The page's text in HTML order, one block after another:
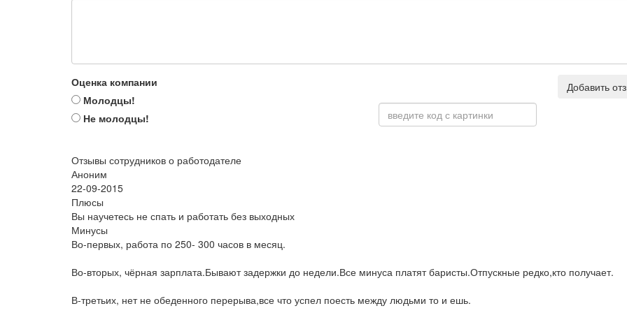
Оценка компании
Молодцы!
Не молодцы!
Добавить
Отзывы сотрудников о работодателе
Аноним
22-09-2015
Плюсы
Вы научетесь не спать и работать без выходных
Минусы
Во-первых, работа по 250- 300 часов в месяц.
Во-вторых, чёрная зарплата.Бывают задержки до недели.Все минуса платят баристы.Отпускные редко,кто получает.
В-третьих, нет не обеденного перерыва,все что успел поесть между людьми то и ешь.